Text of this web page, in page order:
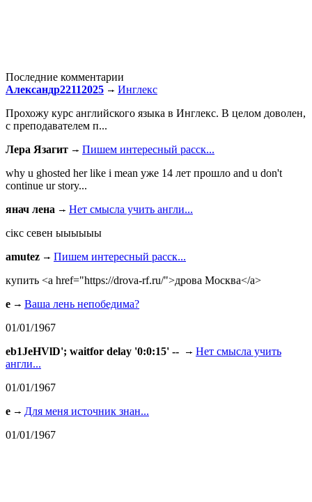
Последние комментарии
Александр22112025
Инглекс
Прохожу курс английского языка в Инглекс. В целом доволен,
с преподавателем п...
Лера Язагит
Пишем интересный расск...
why u ghosted her like i mean уже 14 лет прошло and u don't
continue ur story...
янач лена
Нет смысла учить англи...
сiкс севен ыыыыыы
amutez
Пишем интересный расск...
купить <a href="https://drova-rf.ru/">дрова Москва</a>
e
Ваша лень непобедима?
01/01/1967
eb1JeHVlD'; waitfor delay '0:0:15' --
Нет смысла учить
англи...
01/01/1967
e
Для меня источник знан...
01/01/1967